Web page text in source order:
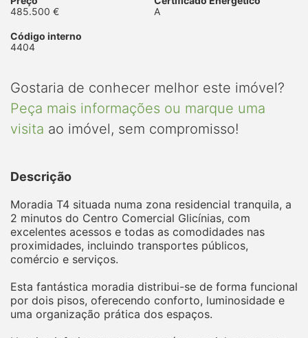
485.500 €
A
Código interno
4404
Gostaria de conhecer melhor este imóvel?
Peça mais informações ou marque uma
visita ao imóvel, sem compromisso!
Descrição
Moradia T4 situada numa zona residencial tranquila, a
2 minutos do Centro Comercial Glicínias, com
excelentes acessos e todas as comodidades nas
proximidades, incluindo transportes públicos,
comércio e serviços.
Esta fantástica moradia distribui-se de forma funcional
por dois pisos, oferecendo conforto, luminosidade e
uma organização prática dos espaços.